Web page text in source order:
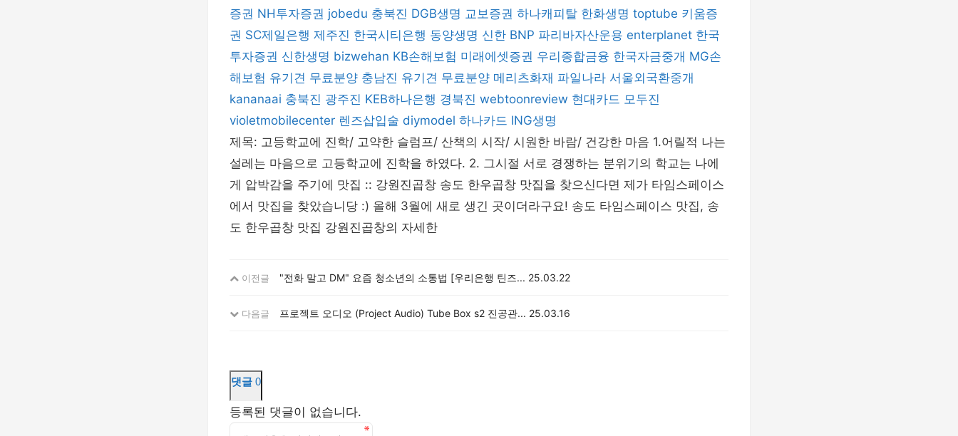
증권 NH투자증권 jobedu 충북진 DGB생명 교보증권 하나캐피탈 한화생명 toptube 키움증
권 SC제일은행 제주진 한국시티은행 동양생명 신한 BNP 파리바자산운용 enterplanet 한국
투자증권 신한생명 bizwehan KB손해보험 미래에셋증권 우리종합금융 한국자금중개 MG손
해보험 유기견 무료분양 충남진 유기견 무료분양 메리츠화재 파일나라 서울외국환중개
kananaai 충북진 광주진 KEB하나은행 경북진 webtoonreview 현대카드 모두진
violetmobilecenter 렌즈삽입술 diymodel 하나카드 ING생명
제목: 고등학교에 진학/ 고약한 슬럼프/ 산책의 시작/ 시원한 바람/ 건강한 마음 1.어릴적 나는
설레는 마음으로 고등학교에 진학을 하였다. 2. 그시절 서로 경쟁하는 분위기의 학교는 나에
게 압박감을 주기에 맛집 :: 강원진곱창 송도 한우곱창 맛집을 찾으신다면 제가 타임스페이스
에서 맛집을 찾았습니당 :) 올해 3월에 새로 생긴 곳이더라구요! 송도 타임스페이스 맛집, 송
도 한우곱창 맛집 강원진곱창의 자세한
이전글 "전화 말고 DM" 요즘 청소년의 소통법 [우리은행 틴즈... 25.03.22
다음글 프로젝트 오디오 (Project Audio) Tube Box s2 진공관... 25.03.16
댓글 0
등록된 댓글이 없습니다.